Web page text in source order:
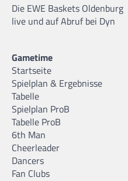
Die EWE Baskets Oldenburg
live und auf Abruf bei Dyn
Gametime
Startseite
Spielplan & Ergebnisse
Tabelle
Spielplan ProB
Tabelle ProB
6th Man
Cheerleader
Dancers
Fan Clubs